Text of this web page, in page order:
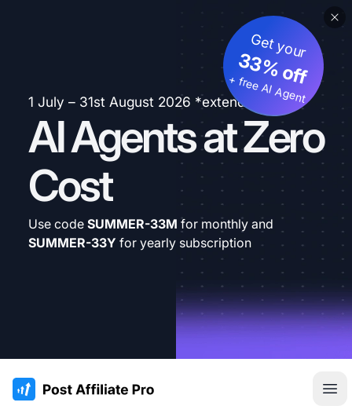
1 July – 31st August 2026 *extended
AI Agents at Zero
Cost
Get your
33% off
+ free AI Agent
Use code SUMMER-33M for monthly and
SUMMER-33Y for yearly subscription
:site.title